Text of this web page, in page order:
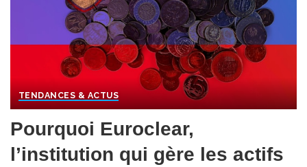
TENDANCES & ACTUS
Pourquoi Euroclear,
l’institution qui gère les actifs